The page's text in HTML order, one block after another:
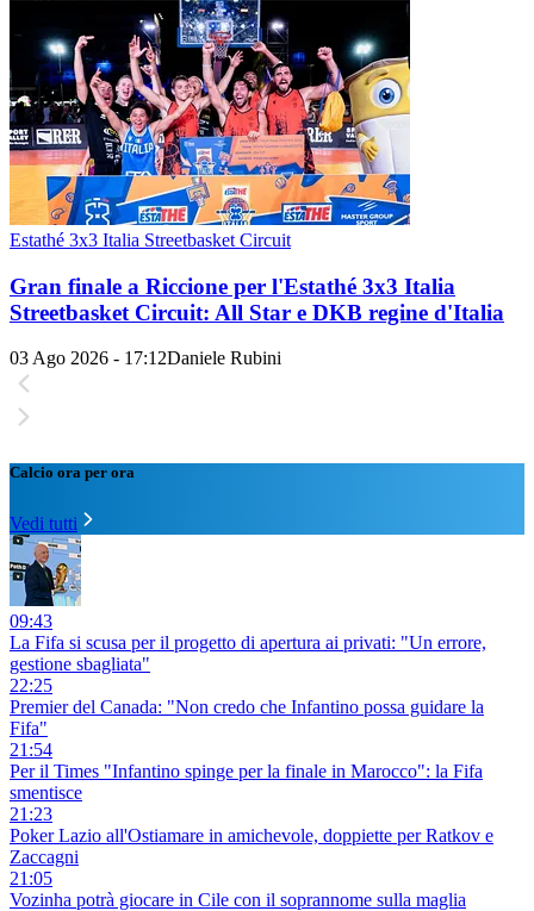
Estathé 3x3 Italia Streetbasket Circuit
Gran finale a Riccione per l'Estathé 3x3 Italia
Streetbasket Circuit: All Star e DKB regine d'Italia
03 Ago 2026 - 17:12Daniele Rubini
Calcio ora per ora
Vedi tutti
09:43
La Fifa si scusa per il progetto di apertura ai privati: "Un errore,
gestione sbagliata"
22:25
Premier del Canada: "Non credo che Infantino possa guidare la
Fifa"
21:54
Per il Times "Infantino spinge per la finale in Marocco": la Fifa
smentisce
21:23
Poker Lazio all'Ostiamare in amichevole, doppiette per Ratkov e
Zaccagni
21:05
Vozinha potrà giocare in Cile con il soprannome sulla maglia